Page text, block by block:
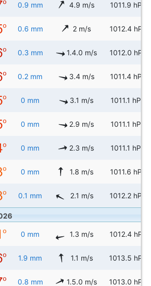
0.9 mm 4.9 m/s 1011.9 hPa
0.6 mm 2 m/s 1012.4 hPa
0.3 mm 1.4.0 m/s 1012.0 hPa
0.2 mm 3.4 m/s 1011.4 hPa
0 mm 3.1 m/s 1011.1 hPa
0 mm 2.9 m/s 1011.1 hPa
0 mm 2.3 m/s 1011.1 hPa
0 mm 1.8 m/s 1011.6 hPa
0.1 mm 2.1 m/s 1012.2 hPa
0 mm 1.3 m/s 1012.4 hPa
1.9 mm 1.1 m/s 1013.5 hPa
0.8 mm 1.5.0 m/s 1013.0 hPa